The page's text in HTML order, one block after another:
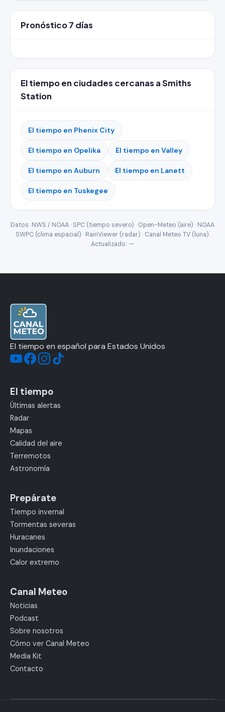
Pronóstico 7 días
El tiempo en ciudades cercanas a Smiths
Station
El tiempo en Phenix City
El tiempo en Opelika El tiempo en Valley
El tiempo en Auburn El tiempo en Lanett
El tiempo en Tuskegee
Datos: NWS / NOAA · SPC (tiempo severo) · Open-Meteo (aire) · NOAA
SWPC (clima espacial) · RainViewer (radar) · Canal Meteo TV (luna).
Actualizado: —
El tiempo en español para Estados Unidos
El tiempo
Últimas alertas
Radar
Mapas
Calidad del aire
Terremotos
Astronomía
Prepárate
Tiempo invernal
Tormentas severas
Huracanes
Inundaciones
Calor extremo
Canal Meteo
Noticias
Podcast
Sobre nosotros
Cómo ver Canal Meteo
Media Kit
Contacto